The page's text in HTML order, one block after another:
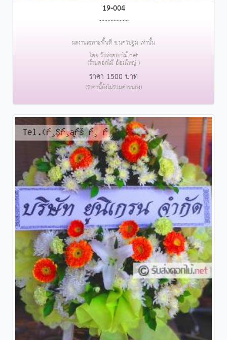
19-004
....................
ผลงานเฉพาะพื้นที่ จ.นครปฐม เท่านั้น
โดย รับส่งดอกไม้.net
(ร้านดอกไม้ อ้อมใหญ่ )
ราคา 1500 บาท
(ราคานี้ยังไม่รวมค่าขนส่ง)